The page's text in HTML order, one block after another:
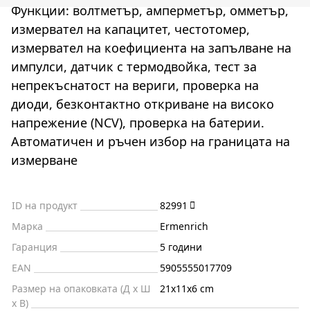
Функции: волтметър, амперметър, омметър,
измервател на капацитет, честотомер,
измервател на коефициента на запълване на
импулси, датчик с термодвойка, тест за
непрекъснатост на вериги, проверка на
диоди, безконтактно откриване на високо
напрежение (NCV), проверка на батерии.
Автоматичен и ръчен избор на границата на
измерване
ID на продукт
82991
Марка
Ermenrich
Гаранция
5 години
EAN
5905555017709
Размер на опаковката (Д x Ш
x В)
21x11x6 cm